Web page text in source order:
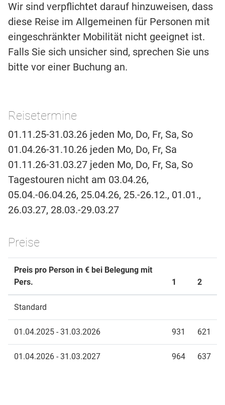
Wir sind verpflichtet darauf hinzuweisen, dass
diese Reise im Allgemeinen für Personen mit
eingeschränkter Mobilität nicht geeignet ist.
Falls Sie sich unsicher sind, sprechen Sie uns
bitte vor einer Buchung an.
Reisetermine
01.11.25-31.03.26 jeden Mo, Do, Fr, Sa, So
01.04.26-31.10.26 jeden Mo, Do, Fr, Sa
01.11.26-31.03.27 jeden Mo, Do, Fr, Sa, So
Tagestouren nicht am 03.04.26,
05.04.-06.04.26, 25.04.26, 25.-26.12., 01.01.,
26.03.27, 28.03.-29.03.27
Preise
Preis pro Person in € bei Belegung mit
Pers.
1 2
Standard
01.04.2025 - 31.03.2026 931 621
01.04.2026 - 31.03.2027 964 637